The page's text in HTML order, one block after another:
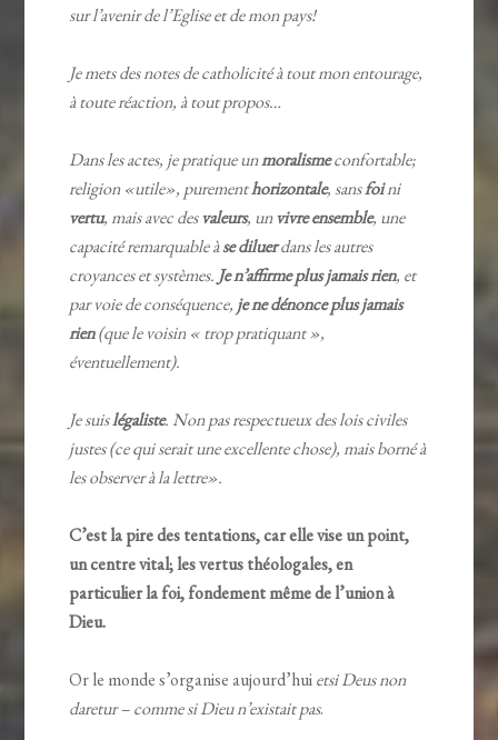
sur l’avenir de l’Eglise et de mon pays!
Je mets des notes de catholicité à tout mon entourage,
à toute réaction, à tout propos…
Dans les actes, je pratique unmoralismeconfortable;
religion «utile», purementhorizontale, sansfoini
vertu, mais avec desvaleurs, unvivre ensemble, une
capacité remarquable àse diluerdans les autres
croyances et systèmes. Je n’affirme plus jamais rien, et
par voie de conséquence, je ne dénonce plus jamais
rien(que le voisin « trop pratiquant »,
éventuellement).
Je suislégaliste. Non pas respectueux des lois civiles
justes (ce qui serait une excellente chose), mais borné à
les observer à la lettre».
C’est la pire des tentations, car elle vise un point,
un centre vital; les vertus théologales, en
particulier la foi, fondement même de l’union à
Dieu.
Or le monde s’organise aujourd’huietsi Deus non
daretur – comme si Dieu n’existait pas.